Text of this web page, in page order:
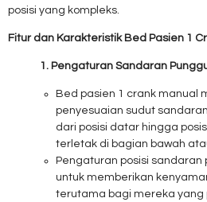
posisi yang kompleks.
Fitur dan Karakteristik Bed Pasien 1
1. Pengaturan Sandaran
Bed pasien 1 crank manual
penyesuaian sudut
dari posisi datar hingga
terletak di bagian bawah
Pengaturan posisi sandaran
untuk memberikan
terutama bagi mereka yang